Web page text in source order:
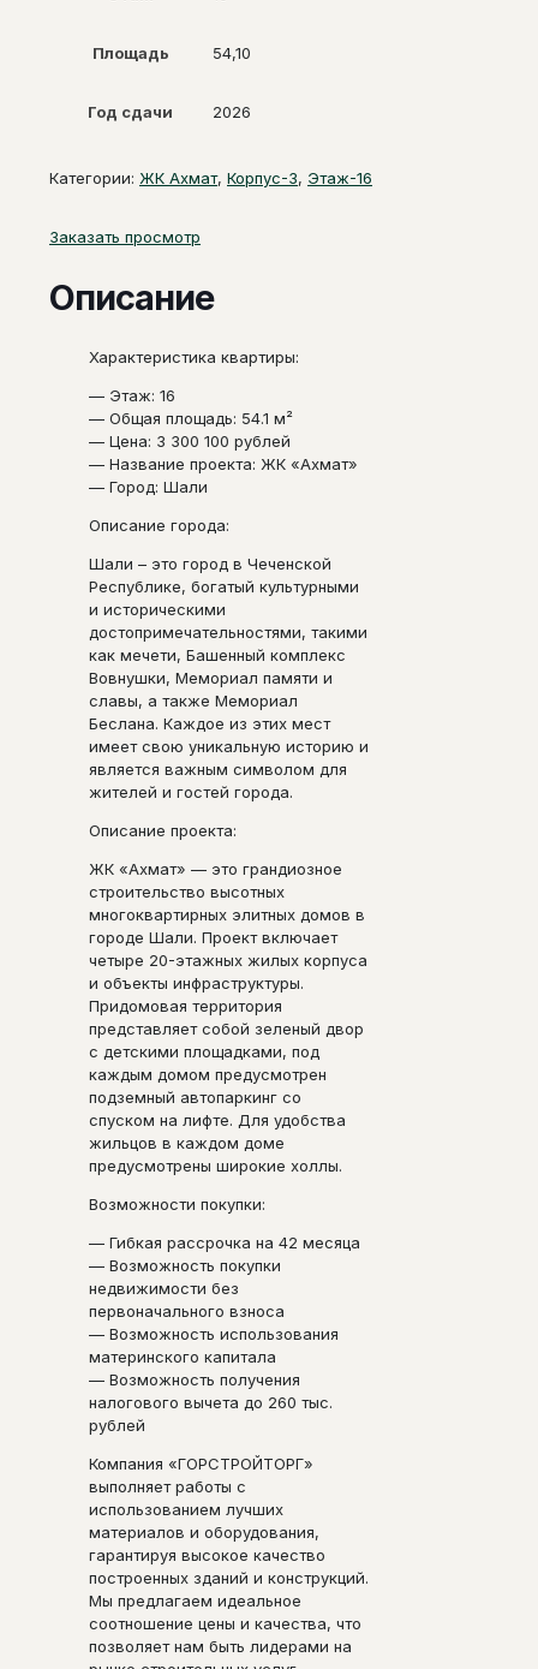
Площадь 54,10
Год сдачи 2026
Категории: ЖК Ахмат, Корпус-3, Этаж-16
Заказать просмотр
Описание
Характеристика квартиры:
— Этаж: 16
— Общая площадь: 54.1 м²
— Цена: 3 300 100 рублей
— Название проекта: ЖК «Ахмат»
— Город: Шали
Описание города:
Шали – это город в Чеченской
Республике, богатый культурными
и историческими
достопримечательностями, такими
как мечети, Башенный комплекс
Вовнушки, Мемориал памяти и
славы, а также Мемориал
Беслана. Каждое из этих мест
имеет свою уникальную историю и
является важным символом для
жителей и гостей города.
Описание проекта:
ЖК «Ахмат» — это грандиозное
строительство высотных
многоквартирных элитных домов в
городе Шали. Проект включает
четыре 20-этажных жилых корпуса
и объекты инфраструктуры.
Придомовая территория
представляет собой зеленый двор
с детскими площадками, под
каждым домом предусмотрен
подземный автопаркинг со
спуском на лифте. Для удобства
жильцов в каждом доме
предусмотрены широкие холлы.
Возможности покупки:
— Гибкая рассрочка на 42 месяца
— Возможность покупки
недвижимости без
первоначального взноса
— Возможность использования
материнского капитала
— Возможность получения
налогового вычета до 260 тыс.
рублей
Компания «ГОРСТРОЙТОРГ»
выполняет работы с
использованием лучших
материалов и оборудования,
гарантируя высокое качество
построенных зданий и конструкций.
Мы предлагаем идеальное
соотношение цены и качества, что
позволяет нам быть лидерами на